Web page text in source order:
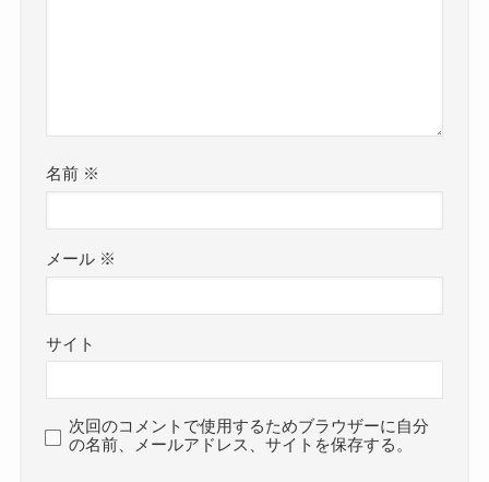
名前 ※
メール ※
サイト
次回のコメントで使用するためブラウザーに自分
の名前、メールアドレス、サイトを保存する。